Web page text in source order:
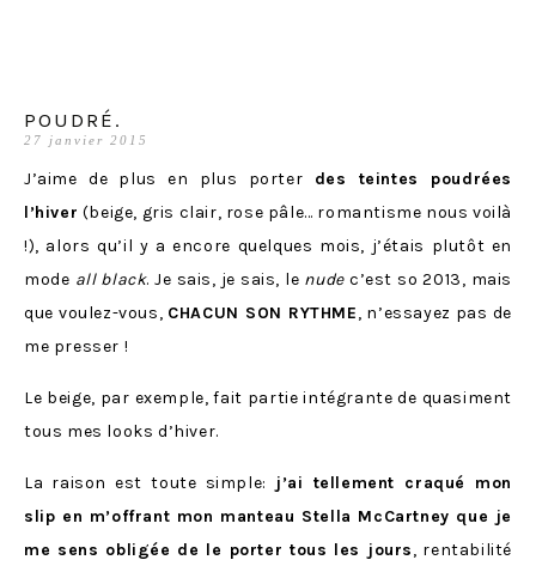
POUDRÉ.
27 janvier 2015
J’aime de plus en plus porter des teintes poudrées
l’hiver (beige, gris clair, rose pâle… romantisme nous voilà
!), alors qu’il y a encore quelques mois, j’étais plutôt en
mode all black. Je sais, je sais, le nudec’est so 2013, mais
que voulez-vous, CHACUN SON RYTHME, n’essayez pas de
me presser !
Le beige, par exemple, fait partie intégrante de quasiment
tous mes looks d’hiver.
La raison est toute simple:
j’ai tellement craqué mon
slip en m’offrant mon manteau Stella McCartney que je
me sens obligée de le porter tous les jours, rentabilité